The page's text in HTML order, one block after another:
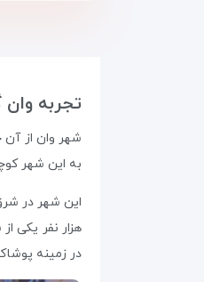
تجربه وان
شهر وان از آن
به این شهر
هزار نفر یکی
در زمینه